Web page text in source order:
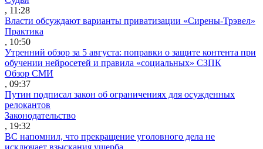
, 11:28
Власти обсуждают варианты приватизации «Сирены-Трэвел»
Практика
, 10:50
Утренний обзор за 5 августа: поправки о защите контента при
обучении нейросетей и правила «социальных» СЗПК
Обзор СМИ
, 09:37
Путин подписал закон об ограничениях для осужденных
релокантов
Законодательство
, 19:32
ВС напомнил, что прекращение уголовного дела не
исключает взыскания ущерба